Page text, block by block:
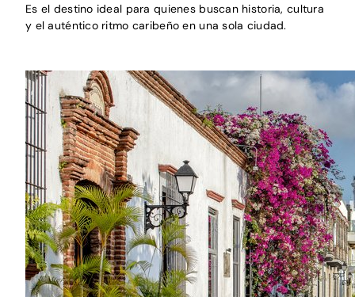
Es el destino ideal para quienes buscan historia, cultura
y el auténtico ritmo caribeño en una sola ciudad.